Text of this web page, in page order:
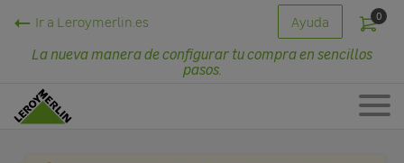
Ir a Leroymerlin.es Ayuda 0
La nueva manera de configurar tu compra en sencillos
pasos.